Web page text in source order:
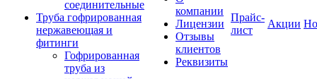
соединительные
Труба гофрированная
нержавеющая и
фитинги
Гофрированная
труба из
компании
Лицензии
Отзывы
клиентов
Реквизиты
Прайс-
лист
Акции